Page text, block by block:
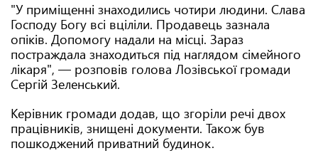
"У приміщенні знаходились чотири людини. Слава
Господу Богу всі вціліли. Продавець зазнала
опіків. Допомогу надали на місці. Зараз
постраждала знаходиться під наглядом сімейного
лікаря", — розповів голова Лозівської громади
Сергій Зеленський.
Керівник громади додав, що згоріли речі двох
працівників, знищені документи. Також був
пошкоджений приватний будинок.